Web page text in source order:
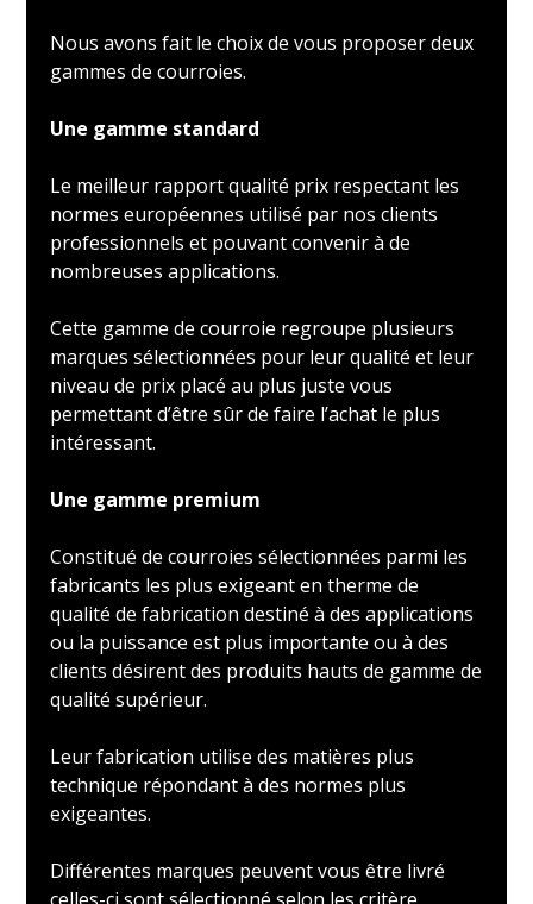
Nous avons fait le choix de vous proposer deux
gammes de courroies.
Une gamme standard
Le meilleur rapport qualité prix respectant les
normes européennes utilisé par nos clients
professionnels et pouvant convenir à de
nombreuses applications.
Cette gamme de courroie regroupe plusieurs
marques sélectionnées pour leur qualité et leur
niveau de prix placé au plus juste vous
permettant d’être sûr de faire l’achat le plus
intéressant.
Une gamme premium
Constitué de courroies sélectionnées parmi les
fabricants les plus exigeant en therme de
qualité de fabrication destiné à des applications
ou la puissance est plus importante ou à des
clients désirent des produits hauts de gamme de
qualité supérieur.
Leur fabrication utilise des matières plus
technique répondant à des normes plus
exigeantes.
Différentes marques peuvent vous être livré